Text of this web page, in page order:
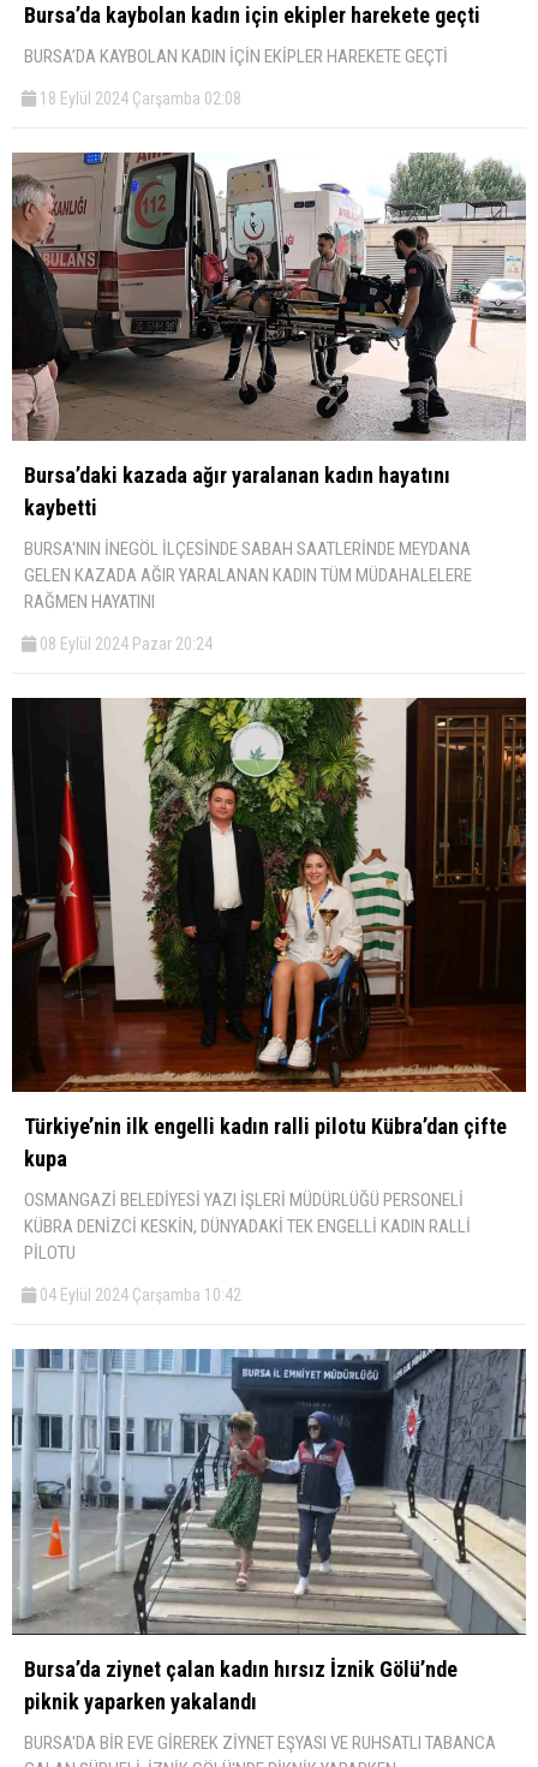
Bursa’da kaybolan kadın için ekipler harekete geçti
BURSA’DA KAYBOLAN KADIN İÇİN EKİPLER HAREKETE GEÇTİ
18 Eylül 2024 Çarşamba 02:08
Bursa’daki kazada ağır yaralanan kadın hayatını
kaybetti
BURSA'NIN İNEGÖL İLÇESİNDE SABAH SAATLERİNDE MEYDANA
GELEN KAZADA AĞIR YARALANAN KADIN TÜM MÜDAHALELERE
RAĞMEN HAYATINI
08 Eylül 2024 Pazar 20:24
Türkiye’nin ilk engelli kadın ralli pilotu Kübra’dan çifte
kupa
OSMANGAZİ BELEDİYESİ YAZI İŞLERİ MÜDÜRLÜĞÜ PERSONELİ
KÜBRA DENİZCİ KESKİN, DÜNYADAKİ TEK ENGELLİ KADIN RALLİ
PİLOTU
04 Eylül 2024 Çarşamba 10:42
Bursa’da ziynet çalan kadın hırsız İznik Gölü’nde
piknik yaparken yakalandı
BURSA'DA BİR EVE GİREREK ZİYNET EŞYASI VE RUHSATLI TABANCA